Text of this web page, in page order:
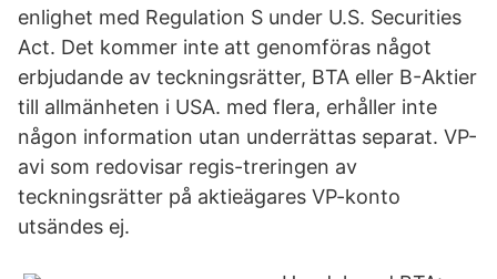
enlighet med Regulation S under U.S. Securities
Act. Det kommer inte att genomföras något
erbjudande av teckningsrätter, BTA eller B-Aktier
till allmänheten i USA. med flera, erhåller inte
någon information utan underrättas separat. VP-
avi som redovisar regis-treringen av
teckningsrätter på aktieägares VP-konto
utsändes ej.